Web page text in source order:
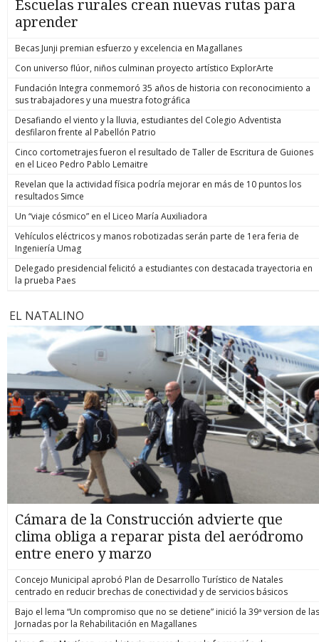
Escuelas rurales crean nuevas rutas para
aprender
Becas Junji premian esfuerzo y excelencia en Magallanes
Con universo flúor, niños culminan proyecto artístico ExplorArte
Fundación Integra conmemoró 35 años de historia con reconocimiento a
sus trabajadores y una muestra fotográfica
Desafiando el viento y la lluvia, estudiantes del Colegio Adventista
desfilaron frente al Pabellón Patrio
Cinco cortometrajes fueron el resultado de Taller de Escritura de Guiones
en el Liceo Pedro Pablo Lemaitre
Revelan que la actividad física podría mejorar en más de 10 puntos los
resultados Simce
Un “viaje cósmico” en el Liceo María Auxiliadora
Vehículos eléctricos y manos robotizadas serán parte de 1era feria de
Ingeniería Umag
Delegado presidencial felicitó a estudiantes con destacada trayectoria en
la prueba Paes
EL NATALINO
Cámara de la Construcción advierte que
clima obliga a reparar pista del aeródromo
entre enero y marzo
Concejo Municipal aprobó Plan de Desarrollo Turístico de Natales
centrado en reducir brechas de conectividad y de servicios básicos
Bajo el lema “Un compromiso que no se detiene” inició la 39ª version de las
Jornadas por la Rehabilitación en Magallanes